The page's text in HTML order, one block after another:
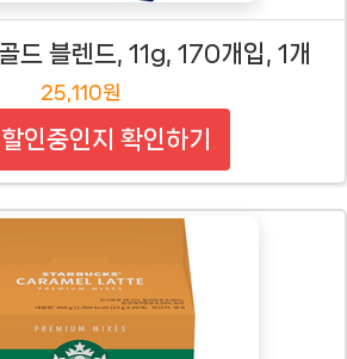
드 블렌드, 11g, 170개입, 1개
25,110원
인중인지 확인하기